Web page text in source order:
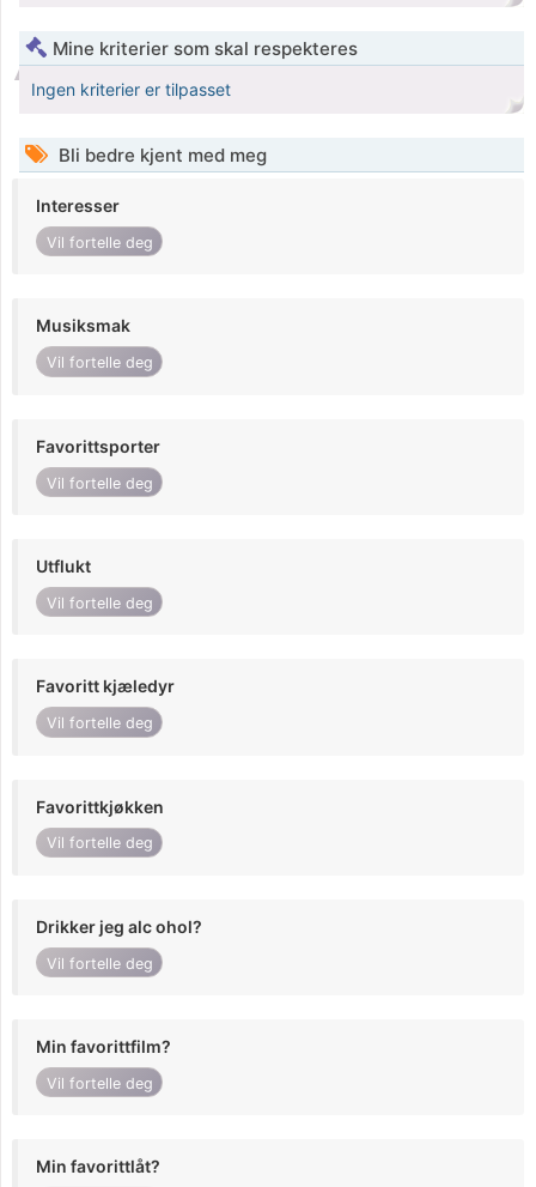
Mine kriterier som skal respekteres
Ingen kriterier er tilpasset
Bli bedre kjent med meg
Interesser
Vil fortelle deg
Musiksmak
Vil fortelle deg
Favorittsporter
Vil fortelle deg
Utflukt
Vil fortelle deg
Favoritt kjæledyr
Vil fortelle deg
Favorittkjøkken
Vil fortelle deg
Drikker jeg alc ohol?
Vil fortelle deg
Min favorittfilm?
Vil fortelle deg
Min favorittlåt?